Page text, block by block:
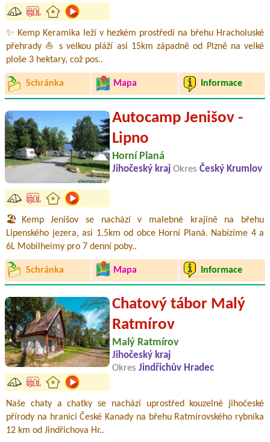
✨ Kemp Keramika leží v hezkém prostředí na břehu Hracholuské
přehrady ⛵ s velkou pláží asi 15km západně od Plzně na velké
ploše 3 hektary, což pos..
Schránka Mapa Informace
Autocamp Jenišov -
Lipno
Horní Planá
Jihočeský kraj Okres Český Krumlov
🏖️Kemp Jenišov se nachází v malebné krajině na břehu
Lipenského jezera, asi 1.5km od obce Horní Planá. Nabízíme 4 a
6L Mobilheimy pro 7 denní poby..
Schránka Mapa Informace
Chatový tábor Malý
Ratmírov
Malý Ratmírov
Jihočeský kraj
Okres Jindřichův Hradec
Naše chaty a chatky se nachází uprostřed kouzelné jihočeské
přírody na hranici České Kanady na břehu Ratmírovského rybníka
12 km od Jindřichova Hr..